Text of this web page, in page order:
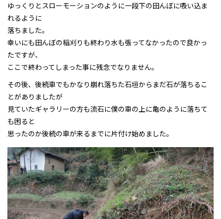
ゆっくりとスローモーションのように一段下の田んぼに吸い込ま
れるように
落ちました。
幸いにも田んぼの稲刈りも終わり水も張ってなかったので良かっ
たですが、
ここで終わってしまった事に残念でなりません。
その後、後続車でもかなり崩れ落ちた石垣からまだ石が落ちるこ
とがありましたが
見ていたギャラリーの方も流石に僕の車の上に亀のように落ちて
も困ると
思ったのか後続の車が来るまでに片付け始めました。